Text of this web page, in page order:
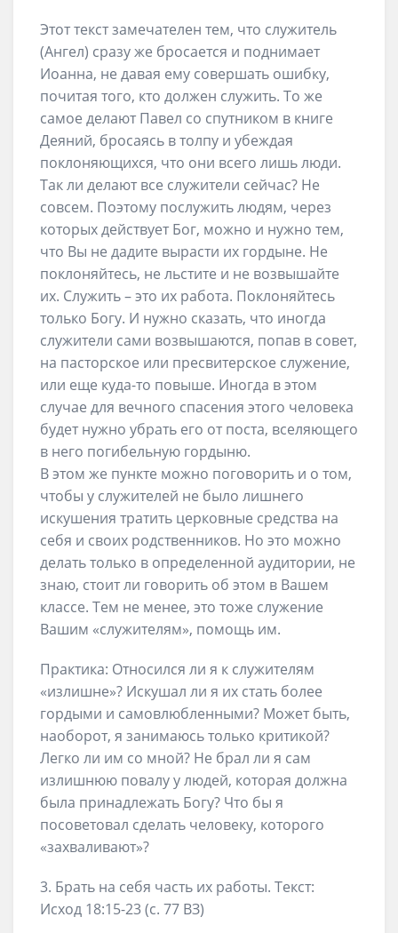
Этот текст замечателен тем, что служитель
(Ангел) сразу же бросается и поднимает
Иоанна, не давая ему совершать ошибку,
почитая того, кто должен служить. То же
самое делают Павел со спутником в книге
Деяний, бросаясь в толпу и убеждая
поклоняющихся, что они всего лишь люди.
Так ли делают все служители сейчас? Не
совсем. Поэтому послужить людям, через
которых действует Бог, можно и нужно тем,
что Вы не дадите вырасти их гордыне. Не
поклоняйтесь, не льстите и не возвышайте
их. Служить – это их работа. Поклоняйтесь
только Богу. И нужно сказать, что иногда
служители сами возвышаются, попав в совет,
на пасторское или пресвитерское служение,
или еще куда-то повыше. Иногда в этом
случае для вечного спасения этого человека
будет нужно убрать его от поста, вселяющего
в него погибельную гордыню.
В этом же пункте можно поговорить и о том,
чтобы у служителей не было лишнего
искушения тратить церковные средства на
себя и своих родственников. Но это можно
делать только в определенной аудитории, не
знаю, стоит ли говорить об этом в Вашем
классе. Тем не менее, это тоже служение
Вашим «служителям», помощь им.
Практика: Относился ли я к служителям
«излишне»? Искушал ли я их стать более
гордыми и самовлюбленными? Может быть,
наоборот, я занимаюсь только критикой?
Легко ли им со мной? Не брал ли я сам
излишнюю повалу у людей, которая должна
была принадлежать Богу? Что бы я
посоветовал сделать человеку, которого
«захваливают»?
3. Брать на себя часть их работы. Текст:
Исход 18:15-23 (с. 77 ВЗ)